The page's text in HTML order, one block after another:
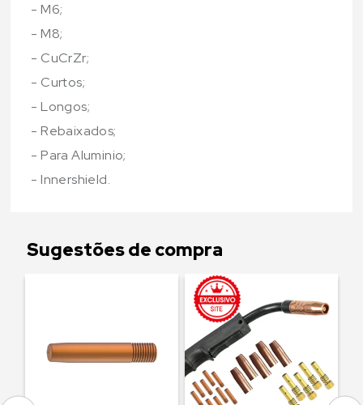
- M6;
- M8;
- CuCrZr;
- Curtos;
- Longos;
- Rebaixados;
- Para Aluminio;
- Innershield.
Sugestões de compra